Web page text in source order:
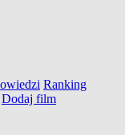
Ranking
Dodaj film